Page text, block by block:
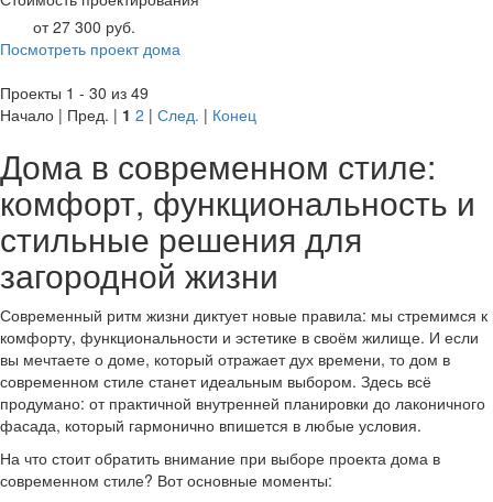
от 27 300 руб.
Посмотреть проект дома
Проекты 1 - 30 из 49
Начало | Пред. | 1 2 | След. | Конец
Дома в современном стиле:
комфорт, функциональность и
стильные решения для
загородной жизни
Современный ритм жизни диктует новые правила: мы стремимся к
комфорту, функциональности и эстетике в своём жилище. И если
вы мечтаете о доме, который отражает дух времени, то дом в
современном стиле станет идеальным выбором. Здесь всё
продумано: от практичной внутренней планировки до лаконичного
фасада, который гармонично впишется в любые условия.
На что стоит обратить внимание при выборе проекта дома в
современном стиле? Вот основные моменты: